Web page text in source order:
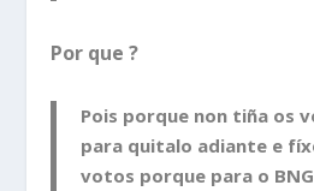
Por que ?
Pois porque non tiña os
para quitalo adiante e
votos porque para o